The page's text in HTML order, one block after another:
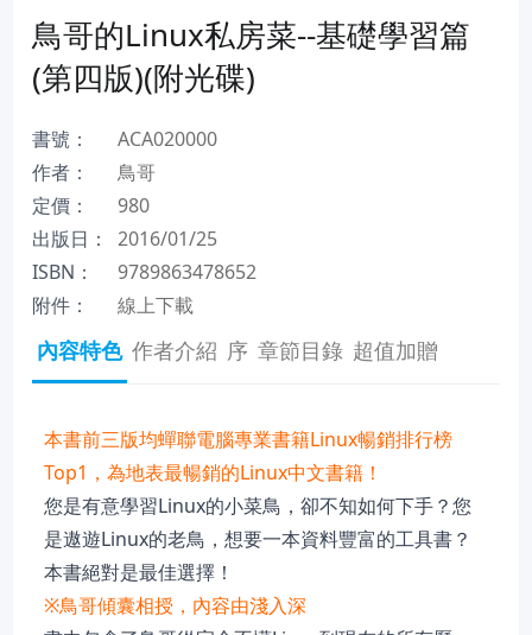
鳥哥的Linux私房菜--基礎學習篇
(第四版)(附光碟)
書號：
ACA020000
作者：
鳥哥
定價：
980
出版日：
2016/01/25
ISBN：
9789863478652
附件：
線上下載
內容特色 作者介紹 序 章節目錄 超值加贈
本書前三版均蟬聯電腦專業書籍Linux暢銷排行榜
Top1，為地表最暢銷的Linux中文書籍！
您是有意學習Linux的小菜鳥，卻不知如何下手？您
是遨遊Linux的老鳥，想要一本資料豐富的工具書？
本書絕對是最佳選擇！
※鳥哥傾囊相授，內容由淺入深